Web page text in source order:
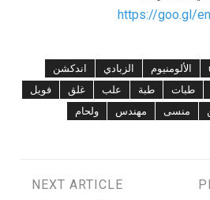
https://goo.gl/
الألومنيوم الزبادي
اندكشن
طبات طبة علب غلق
فويل
منسى مهندس ولحام
NEXT ARTICLE